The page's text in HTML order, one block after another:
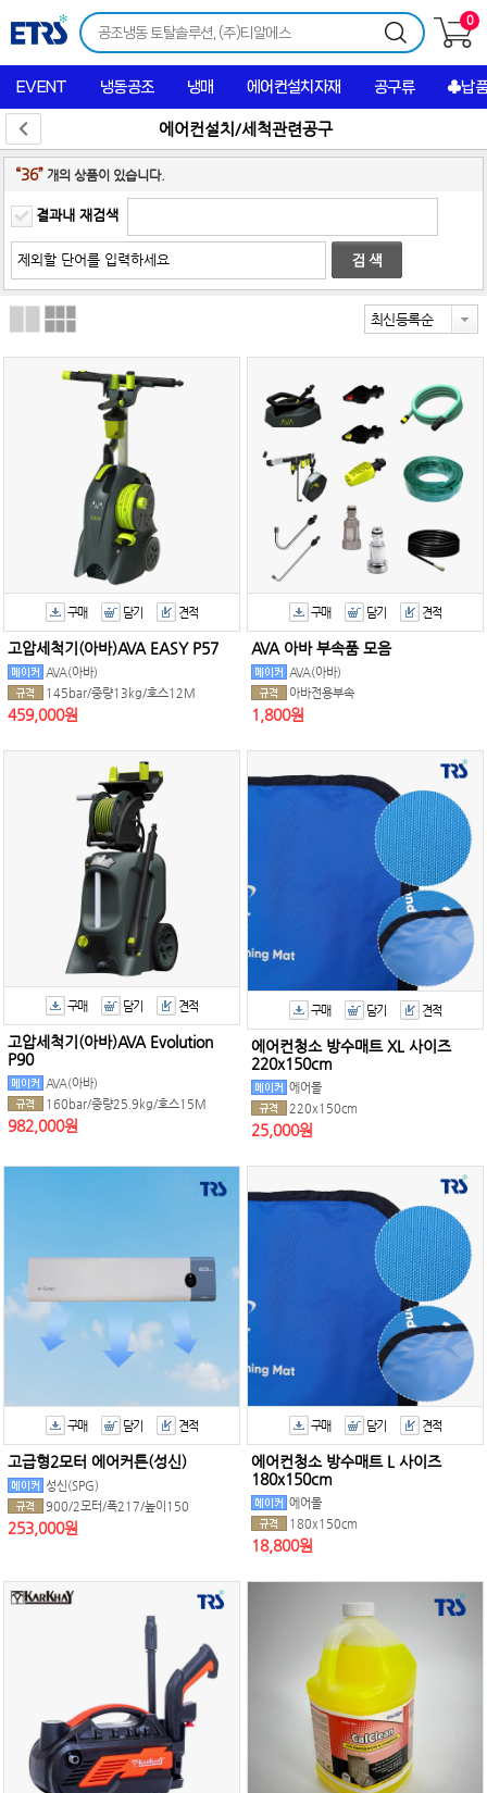
0
EVENT 냉동공조 냉매 에어컨설치자재 공구류 ♣납
에어컨설치/세척관련공구
“36” 개의 상품이 있습니다.
결과내 재검색
최신등록순
구매 담기 견적
고압세척기(아바)AVA EASY P57
AVA(아바)
145bar/중량13kg/호스12M
459,000원
구매 담기 견적
AVA 아바 부속품 모음
AVA(아바)
아바전용부속
1,800원
구매 담기 견적
고압세척기(아바)AVA Evolution
P90
AVA(아바)
160bar/중량25.9kg/호스15M
982,000원
구매 담기 견적
에어컨청소 방수매트 XL 사이즈
220x150cm
에어몰
220x150cm
25,000원
구매 담기 견적
고급형2모터 에어커튼(성신)
성신(SPG)
900/2모터/폭217/높이150
253,000원
구매 담기 견적
에어컨청소 방수매트 L 사이즈
180x150cm
에어몰
180x150cm
18,800원